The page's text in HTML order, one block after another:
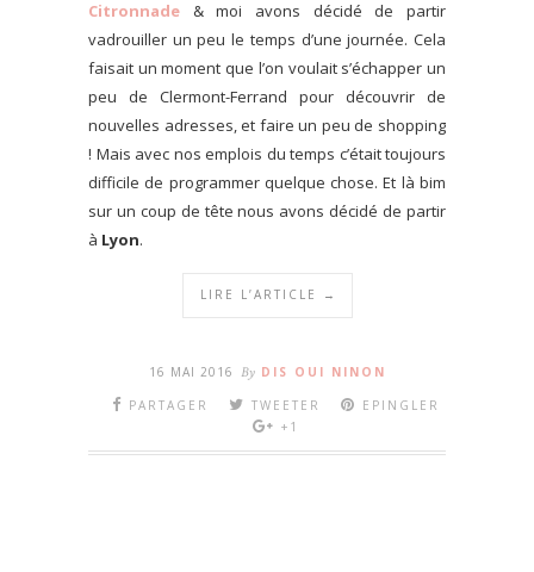
Citronnade & moi avons décidé de partir
vadrouiller un peu le temps d’une journée. Cela
faisait un moment que l’on voulait s’échapper un
peu de Clermont-Ferrand pour découvrir de
nouvelles adresses, et faire un peu de shopping
! Mais avec nos emplois du temps c’était toujours
difficile de programmer quelque chose. Et là bim
sur un coup de tête nous avons décidé de partir
à Lyon.
LIRE L’ARTICLE →
16 MAI 2016 By DIS OUI NINON
PARTAGER
TWEETER
EPINGLER
+1